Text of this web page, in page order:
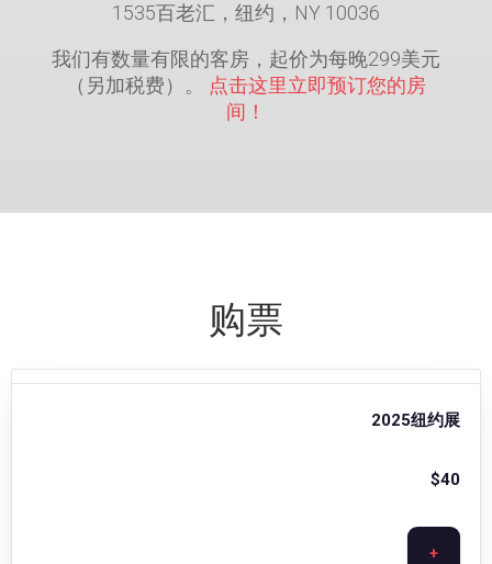
1535百老汇，纽约，NY 10036
我们有数量有限的客房，起价为每晚299美元
（另加税费）。 点击这里立即预订您的房
间！
购票
2025纽约展
$40
+